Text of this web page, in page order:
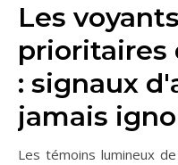
Les
prioritaires
: signaux
jamais
Les témoins lumineux